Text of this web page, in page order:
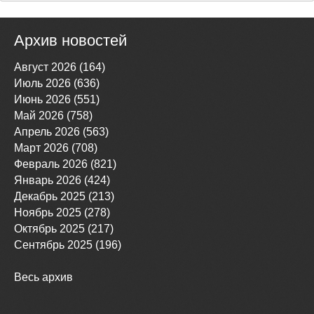
Архив новостей
Август 2026 (164)
Июль 2026 (636)
Июнь 2026 (551)
Май 2026 (758)
Апрель 2026 (563)
Март 2026 (708)
Февраль 2026 (821)
Январь 2026 (424)
Декабрь 2025 (213)
Ноябрь 2025 (278)
Октябрь 2025 (217)
Сентябрь 2025 (196)
Весь архив